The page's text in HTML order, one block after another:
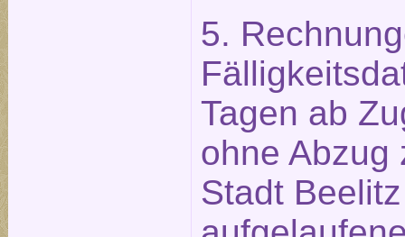
5.
Tagen ab
ohne Abzug
Stadt